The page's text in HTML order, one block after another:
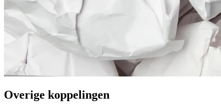
Overige koppelingen